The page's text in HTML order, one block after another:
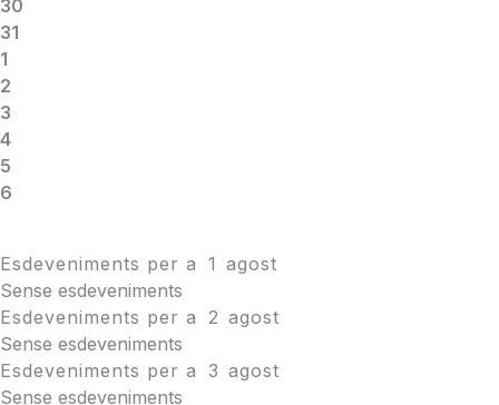
30
31
1
2
3
4
5
6
Esdeveniments per a 1 agost
Sense esdeveniments
Esdeveniments per a
2 agost
Sense esdeveniments
Esdeveniments per a 3 agost
Sense esdeveniments